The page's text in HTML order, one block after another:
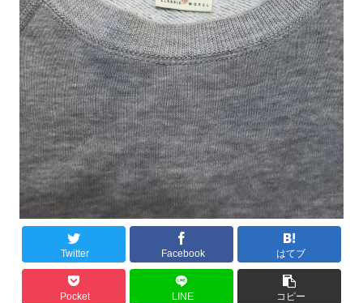
Twitter Facebook はてブ
Pocket LINE コピー